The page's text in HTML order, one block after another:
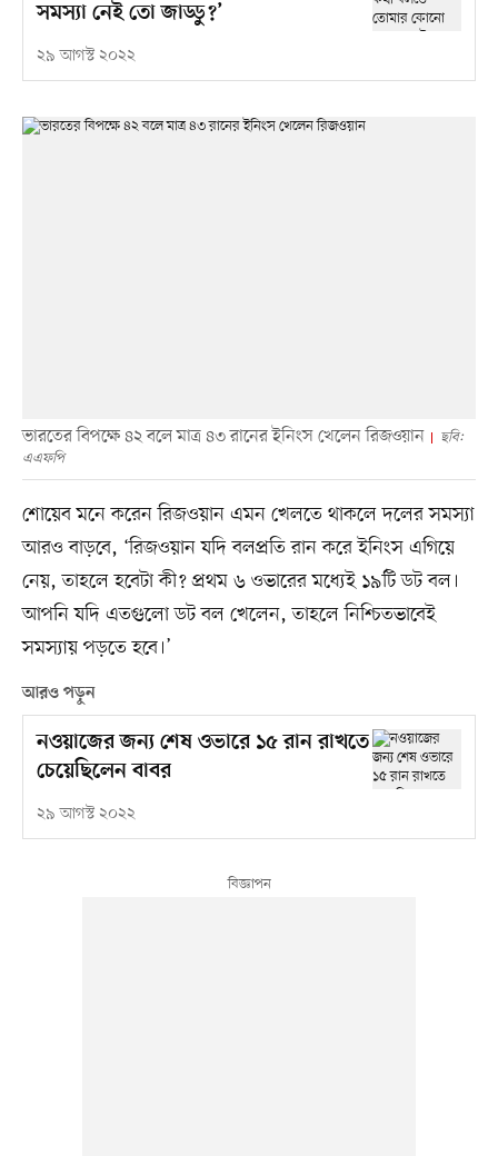
সমস্যা নেই তো জাড্ডু?’
২৯ আগস্ট ২০২২
ভারতের বিপক্ষে ৪২ বলে মাত্র ৪৩ রানের ইনিংস খেলেন রিজওয়ান
ছবি:
এএফপি
শোয়েব মনে করেন রিজওয়ান এমন খেলতে থাকলে দলের সমস্যা
আরও বাড়বে, ‘রিজওয়ান যদি বলপ্রতি রান করে ইনিংস এগিয়ে
নেয়, তাহলে হবেটা কী? প্রথম ৬ ওভারের মধ্যেই ১৯টি ডট বল।
আপনি যদি এতগুলো ডট বল খেলেন, তাহলে নিশ্চিতভাবেই
সমস্যায় পড়তে হবে।’
আরও পড়ুন
নওয়াজের জন্য শেষ ওভারে ১৫ রান রাখতে
চেয়েছিলেন বাবর
২৯ আগস্ট ২০২২